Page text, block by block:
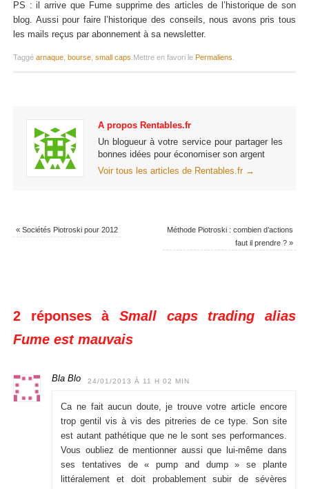
PS : il arrive que Fume supprime des articles de l’historique de son
blog. Aussi pour faire l’historique des conseils, nous avons pris tous
les mails reçus par abonnement à sa newsletter.
Taggé arnaque, bourse, small caps Mettre en favori le Permaliens
A propos Rentables.fr
Un blogueur à votre service pour partager les
bonnes idées pour économiser son argent
Voir tous les articles de Rentables.fr →
«Sociétés Piotroski pour 2012
Méthode Piotroski : combien d’actions
faut il prendre ?»
2 réponses à Small caps trading alias
Fume est mauvais
Bla Blo 24/01/2013 À 11 H 02 MIN
Ca ne fait aucun doute, je trouve votre article encore
trop gentil vis à vis des pitreries de ce type. Son site
est autant pathétique que ne le sont ses performances.
Vous oubliez de mentionner aussi que lui-même dans
ses tentatives de « pump and dump » se plante
littéralement et doit probablement subir de sévères